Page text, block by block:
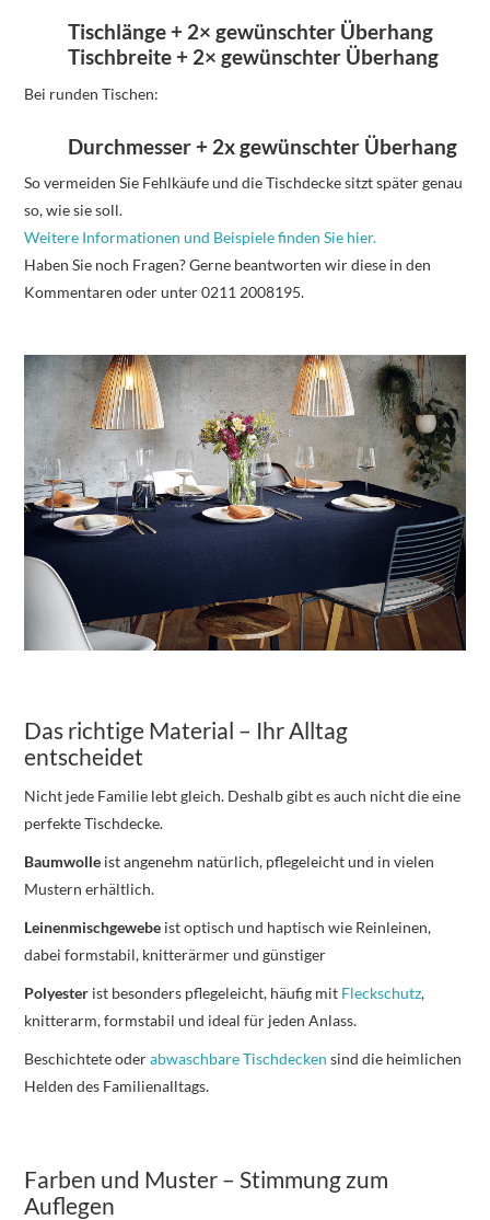
Tischlänge + 2× gewünschter Überhang
Tischbreite + 2× gewünschter Überhang
Bei runden Tischen:
Durchmesser + 2x gewünschter Überhang
So vermeiden Sie Fehlkäufe und die Tischdecke sitzt später genau
so, wie sie soll.
Weitere Informationen und Beispiele finden Sie hier.
Haben Sie noch Fragen? Gerne beantworten wir diese in den
Kommentaren oder unter 0211 2008195.
Das richtige Material – Ihr Alltag
entscheidet
Nicht jede Familie lebt gleich. Deshalb gibt es auch nicht die eine
perfekte Tischdecke.
Baumwolle ist angenehm natürlich, pflegeleicht und in vielen
Mustern erhältlich.
Leinenmischgewebe ist optisch und haptisch wie Reinleinen,
dabei formstabil, knitterärmer und günstiger
Polyester ist besonders pflegeleicht, häufig mit Fleckschutz,
knitterarm, formstabil und ideal für jeden Anlass.
Beschichtete oderabwaschbare Tischdecken sind die heimlichen
Helden des Familienalltags.
Farben und Muster – Stimmung zum
Auflegen